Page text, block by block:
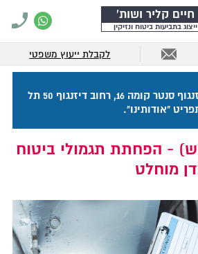
חיים קליר ושות'
ייצוג בתביעות ביטוח ונזיקין
לקבלת ייעוץ משפטי
כתובתנו: מגדל על דיזנגוף סנטר קומה 16, רחוב דיזנגוף 50 תל
"אודותינו".
- הפחתת תגמולי ביטוח
מוחלט